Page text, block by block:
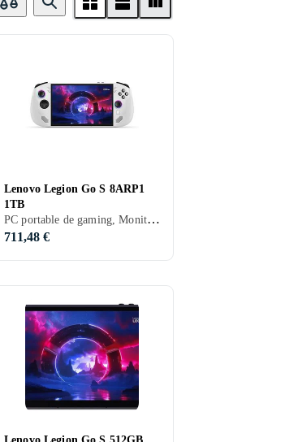
Lenovo Legion Go S 8ARP1
1TB
PC portable de gaming, Moniteur LCD, Wi-Fi
711,48 €